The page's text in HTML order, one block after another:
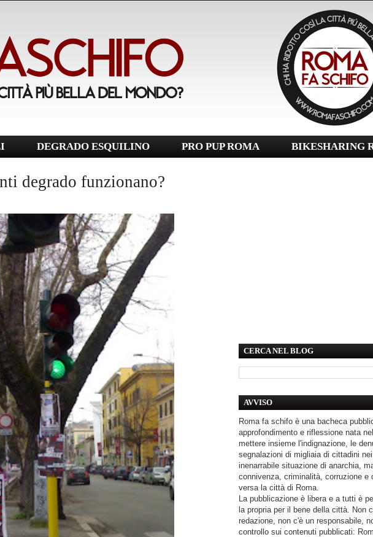
DEGRADO ESQUILINO PRO PUP ROMA BIKESHARING
degrado funzionano?
CERCA NEL BLOG
AVVISO
Roma fa schifo è una bacheca
approfondimento e riflessione nata
mettere insieme l'indignazione, le
segnalazioni di migliaia di cittadini
inenarrabile situazione di anarchia,
connivenza, criminalità, corruzione e
versa la città di Roma.
La pubblicazione è libera e a tutti è
la propria per il bene della città. Non
redazione, non c'è un responsabile,
controllo sui contenuti pubblicati: